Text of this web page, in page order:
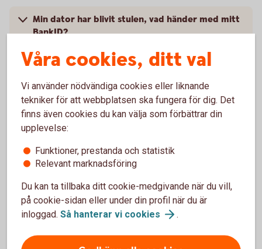
Min dator har blivit stulen, vad händer med mitt
BankID?
Min dator är trasig och ska på service, vad
Hur säkert är BankID på fil?
BankID?
Kan det finnas kvar information på datorn om
ärenden jag utfört med mitt BankID?
Våra cookies, ditt val
Vi använder nödvändiga cookies eller liknande
tekniker för att webbplatsen ska fungera för dig. Det
finns även cookies du kan välja som förbättrar din
upplevelse:
Funktioner, prestanda och statistik
Relevant marknadsföring
Du kan ta tillbaka ditt cookie-medgivande när du vill,
på cookie-sidan eller under din profil när du är
inloggad. Så hanterar vi cookies .